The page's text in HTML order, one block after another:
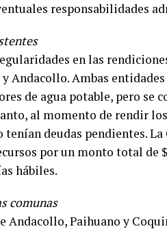
responsabilidades
en las
Andacollo. Ambas
de agua potable, pero se
al momento de rendir
tenían deudas pendientes.
por un monto total de
hábiles.
comunas
Andacollo, Paihuano y